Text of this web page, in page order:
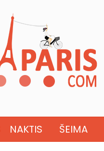
NAKTIS ŠEIMA